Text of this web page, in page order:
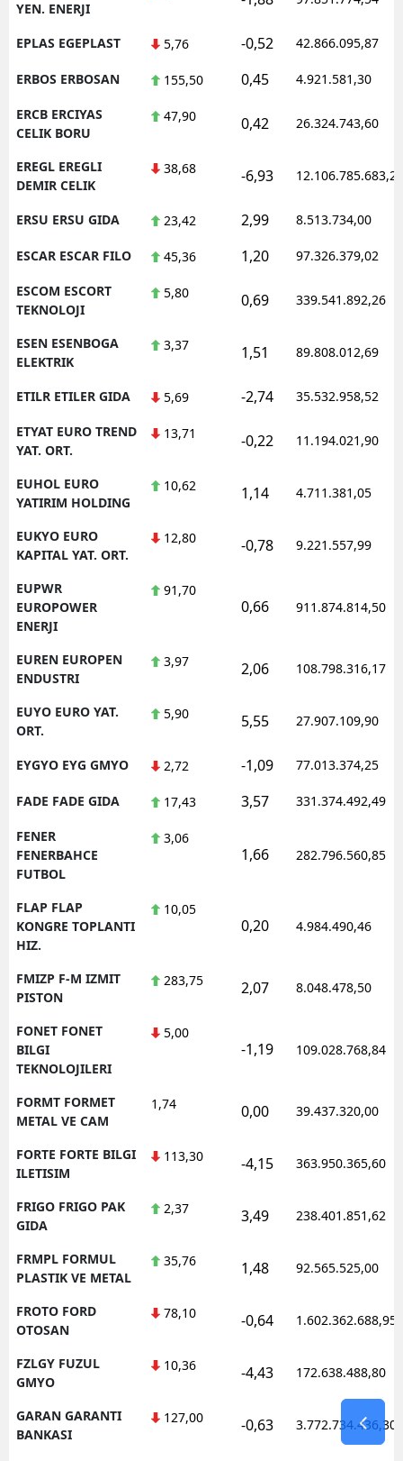
YEN. ENERJI
EPLAS EGEPLAST 5,76 -0,52 42.866.095,87
ERBOS ERBOSAN 155,50 0,45 4.921.581,30
ERCB ERCIYAS
CELIK BORU
47,90 0,42 26.324.743,60
EREGL EREGLI
DEMIR CELIK
38,68 -6,93 12.106.785.683,20
ERSU ERSU GIDA 23,42 2,99 8.513.734,00
ESCAR ESCAR FILO 45,36 1,20 97.326.379,02
ESCOM ESCORT
TEKNOLOJI
5,80 0,69 339.541.892,26
ESEN ESENBOGA
ELEKTRIK
3,37 1,51 89.808.012,69
ETILR ETILER GIDA 5,69 -2,74 35.532.958,52
ETYAT EURO TREND
YAT. ORT.
13,71 -0,22 11.194.021,90
EUHOL EURO
YATIRIM HOLDING
10,62 1,14 4.711.381,05
EUKYO EURO
KAPITAL YAT. ORT.
12,80 -0,78 9.221.557,99
EUPWR
EUROPOWER
ENERJI
91,70
0,66 911.874.814,50
EUREN EUROPEN
ENDUSTRI
3,97 2,06 108.798.316,17
EUYO EURO YAT.
ORT.
5,90 5,55 27.907.109,90
EYGYO EYG GMYO 2,72 -1,09 77.013.374,25
FADE FADE GIDA 17,43 3,57 331.374.492,49
FENER
FENERBAHCE
FUTBOL
3,06
1,66 282.796.560,85
FLAP FLAP
KONGRE TOPLANTI
HIZ.
10,05
0,20 4.984.490,46
FMIZP F-M IZMIT
PISTON
283,75 2,07 8.048.478,50
FONET FONET
BILGI
TEKNOLOJILERI
5,00
-1,19 109.028.768,84
FORMT FORMET
METAL VE CAM
1,74 0,00 39.437.320,00
FORTE FORTE BILGI
ILETISIM
113,30 -4,15 363.950.365,60
FRIGO FRIGO PAK
GIDA
2,37 3,49 238.401.851,62
FRMPL FORMUL
PLASTIK VE METAL
35,76 1,48 92.565.525,00
FROTO FORD
OTOSAN
78,10 -0,64 1.602.362.688,95
FZLGY FUZUL
GMYO
10,36 -4,43 172.638.488,80
GARAN GARANTI
BANKASI
127,00 -0,63 3.772.734.436,30